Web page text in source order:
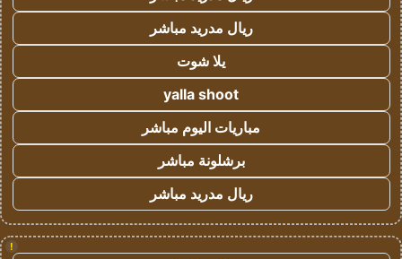
ريال مدريد مباشر
يلا شوت
yalla shoot
مباريات اليوم مباشر
برشلونة مباشر
ريال مدريد مباشر
!